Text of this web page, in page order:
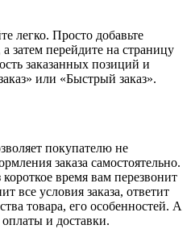
легко. Просто добавьте
затем перейдите на страницу
заказанных позиций и
или «Быстрый заказ».
покупателю не
заказа самостоятельно.
время вам перезвонит
все условия заказа, ответит
товара, его особенностей. А
и доставки.